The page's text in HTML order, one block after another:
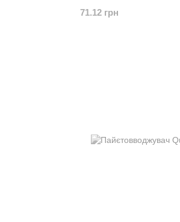
71.12 грн